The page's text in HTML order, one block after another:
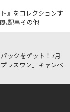
』をコレクションす
記事その他
ックをゲット！7月
ラスワン」キャンペ